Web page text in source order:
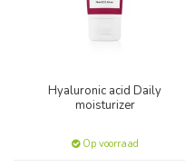
Hyaluronic acid Daily
moisturizer
Op voorraad